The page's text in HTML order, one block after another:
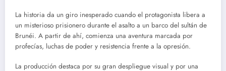
La historia da un giro inesperado cuando el protagonista libera a
un misterioso prisionero durante el asalto a un barco del sultán de
Brunéi. A partir de ahí, comienza una aventura marcada por
profecías, luchas de poder y resistencia frente a la opresión.
La producción destaca por su gran despliegue visual y por una